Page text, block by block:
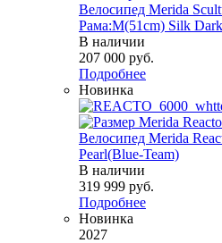
Велосипед Merida
Рама:M(51cm) Silk
В наличии
207 000 руб.
Подробнее
Новинка
Велосипед Merida
Pearl(Blue-Team)
В наличии
319 999 руб.
Подробнее
Новинка
2027